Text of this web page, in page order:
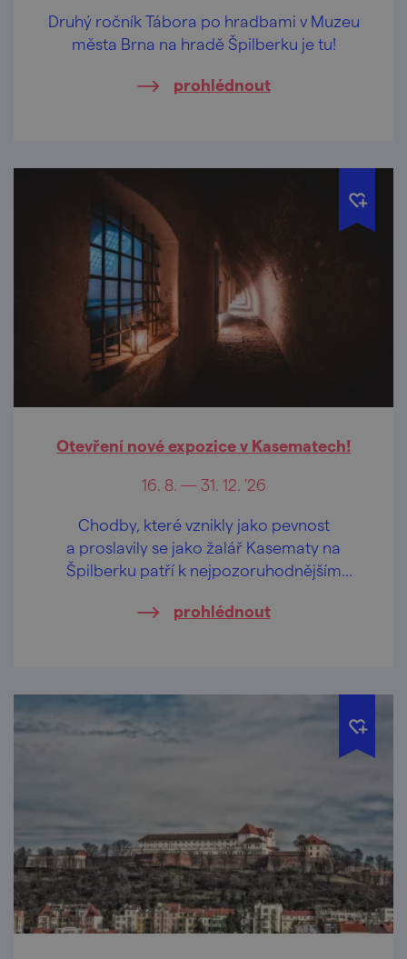
Druhý ročník Tábora po hradbami v Muzeu
města Brna na hradě Špilberku je tu!
prohlédnout
Otevření nové expozice v Kasematech!
16. 8. — 31. 12. '26
Chodby, které vznikly jako pevnost
a proslavily se jako žalář Kasematy na
Špilberku patří k nejpozoruhodnějším
Evropě.
prohlédnout